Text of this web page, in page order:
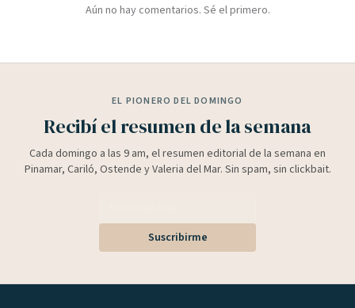
Aún no hay comentarios. Sé el primero.
EL PIONERO DEL DOMINGO
Recibí el resumen de la semana
Cada domingo a las 9 am, el resumen editorial de la semana en
Pinamar, Cariló, Ostende y Valeria del Mar. Sin spam, sin clickbait.
Suscribirme